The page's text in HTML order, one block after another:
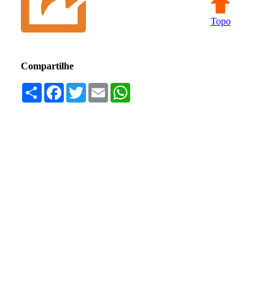
Topo
Compartilhe
Compartilhar
Facebook
TwitterEmail